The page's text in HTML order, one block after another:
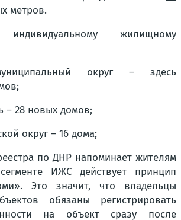
метров.
жилищному
округ – здесь
– 28 новых домов;
округ – 16 дома;
по ДНР напоминает жителям
ИЖС действует принцип
Это значит, что владельцы
обязаны регистрировать
на объект сразу после